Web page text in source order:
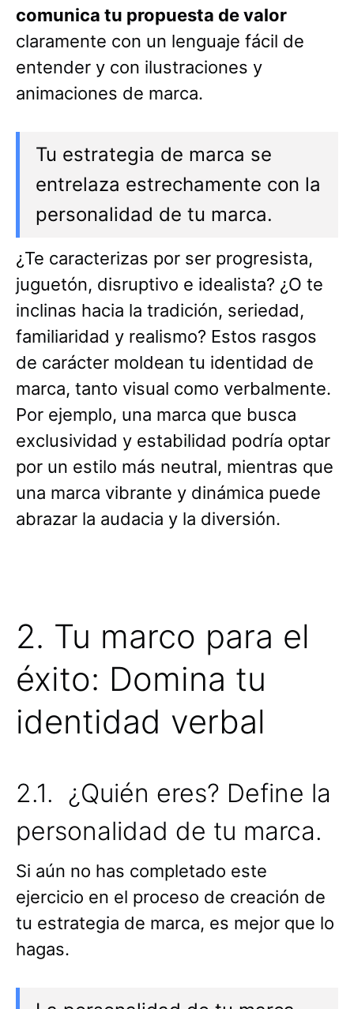
comunica tu propuesta de valor
claramente con un lenguaje fácil de
entender y con ilustraciones y
animaciones de marca.
Tu estrategia de marca se
entrelaza estrechamente con la
personalidad de tu marca.
¿Te caracterizas por ser progresista,
juguetón, disruptivo e idealista? ¿O te
inclinas hacia la tradición, seriedad,
familiaridad y realismo? Estos rasgos
de carácter moldean tu identidad de
marca, tanto visual como verbalmente.
Por ejemplo, una marca que busca
exclusividad y estabilidad podría optar
por un estilo más neutral, mientras que
una marca vibrante y dinámica puede
abrazar la audacia y la diversión.
2. Tu marco para el
éxito: Domina tu
identidad verbal
2.1. ¿Quién eres? Define la
personalidad de tu marca.
Si aún no has completado este
ejercicio en el proceso de creación de
tu estrategia de marca, es mejor que lo
hagas.